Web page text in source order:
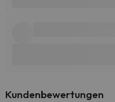
Kundenbewertungen